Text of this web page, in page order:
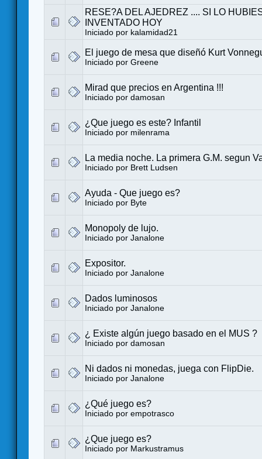
RESE?A DEL AJEDREZ .... SI LO
INVENTADO HOY
Iniciado por kalamidad21
El juego de mesa que diseñó Kurt
Iniciado por Greene
Mirad que precios en Argentina !!!
Iniciado por damosan
¿Que juego es este? Infantil
Iniciado por milenrama
La media noche. La primera G.M. segun
Iniciado por Brett Ludsen
Ayuda - Que juego es?
Iniciado por Byte
Monopoly de lujo.
Iniciado por Janalone
Expositor.
Iniciado por Janalone
Dados luminosos
Iniciado por Janalone
¿ Existe algún juego basado en el MUS ?
Iniciado por damosan
Ni dados ni monedas, juega con FlipDie.
Iniciado por Janalone
¿Qué juego es?
Iniciado por empotrasco
¿Que juego es?
Iniciado por Markustramus